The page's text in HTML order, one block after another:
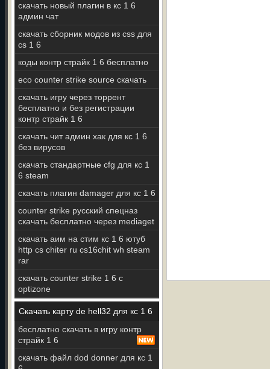
скачать новый плагин в кс 1 6
админ чат
скачать сборник модов из css для
cs 1 6
коды контр страйк 1 6 бесплатно
eco counter strike source скачать
скачать игру через торрент
бесплатно и без регистрации
контр страйк 1 6
скачать чит админ хак для кс 1 6
без вирусов
скачать стандартные cfg для кс 1
6 steam
скачать плагин damager для кс 1 6
counter strike русский спецназ
скачать бесплатно через mediaget
скачать аим на стим кс 1 6 ютуб
http cs chiter ru cs16chit wh steam
rar
скачать counter strike 1 6 c
optizone
Скачать карту de hell32 для кс 1 6
бесплатно скачать в игру контр
страйк 1 6
скачать файл dod donner для кс 1